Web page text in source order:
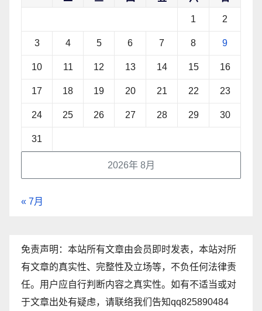
2026年 8月
1 2
3 4 5 6 7 8 9
10 11 12 13 14 15 16
17 18 19 20 21 22 23
24 25 26 27 28 29 30
31
« 7月
免责声明：本站所有文章由会员即时发表，本站对所
有文章的真实性、完整性及立场等，不负任何法律责
任。用户应自行判断内容之真实性。如有不适当或对
于文章出处有疑虑，请联络我们告知qq825890484